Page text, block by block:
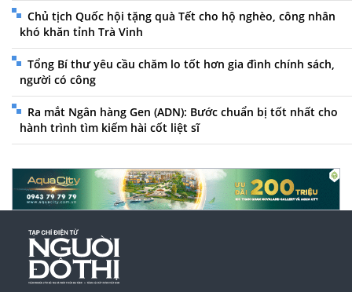
Chủ tịch Quốc hội tặng quà Tết cho hộ nghèo, công nhân
khó khăn tỉnh Trà Vinh
Tổng Bí thư yêu cầu chăm lo tốt hơn gia đình chính sách,
người có công
Ra mắt Ngân hàng Gen (ADN): Bước chuẩn bị tốt nhất cho
hành trình tìm kiếm hài cốt liệt sĩ